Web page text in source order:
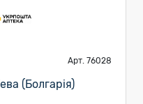
Арт. 76028
(Болгарія)